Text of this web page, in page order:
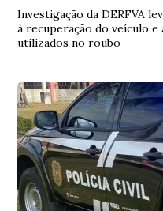
Investigação da DERFVA
à recuperação do veículo
utilizados no roubo